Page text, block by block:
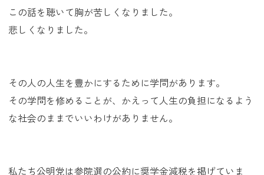
この話を聴いて胸が苦しくなりました。
悲しくなりました。
その人の人生を豊かにするために学問があります。
その学問を修めることが、かえって人生の負担になるよう
な社会のままでいいわけがありません。
私たち公明党は参院選の公約に奨学金減税を掲げていま